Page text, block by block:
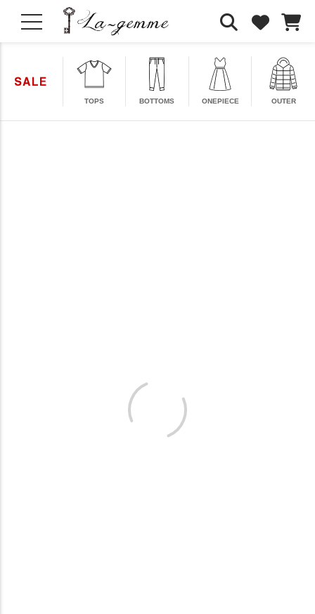
TOPS BOTTOMS ONEPIECE OUTER